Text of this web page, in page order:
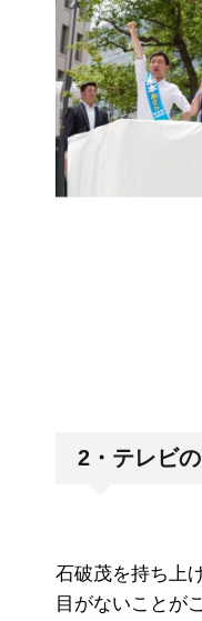
2・テレビ
石破茂を持ち上
目がないことが